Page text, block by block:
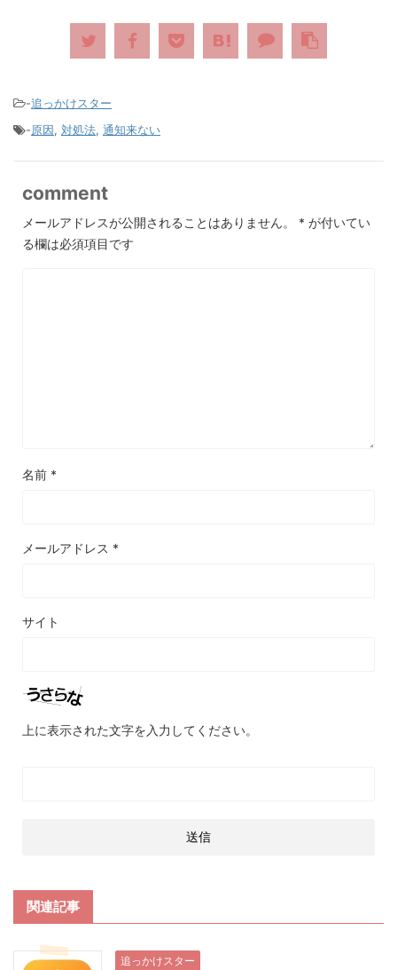
-追っかけスター
-原因, 対処法, 通知来ない
comment
メールアドレスが公開されることはありません。 * が付いてい
る欄は必須項目です
名前 *
メールアドレス *
サイト
上に表示された文字を入力してください。
関連記事
追っかけスター